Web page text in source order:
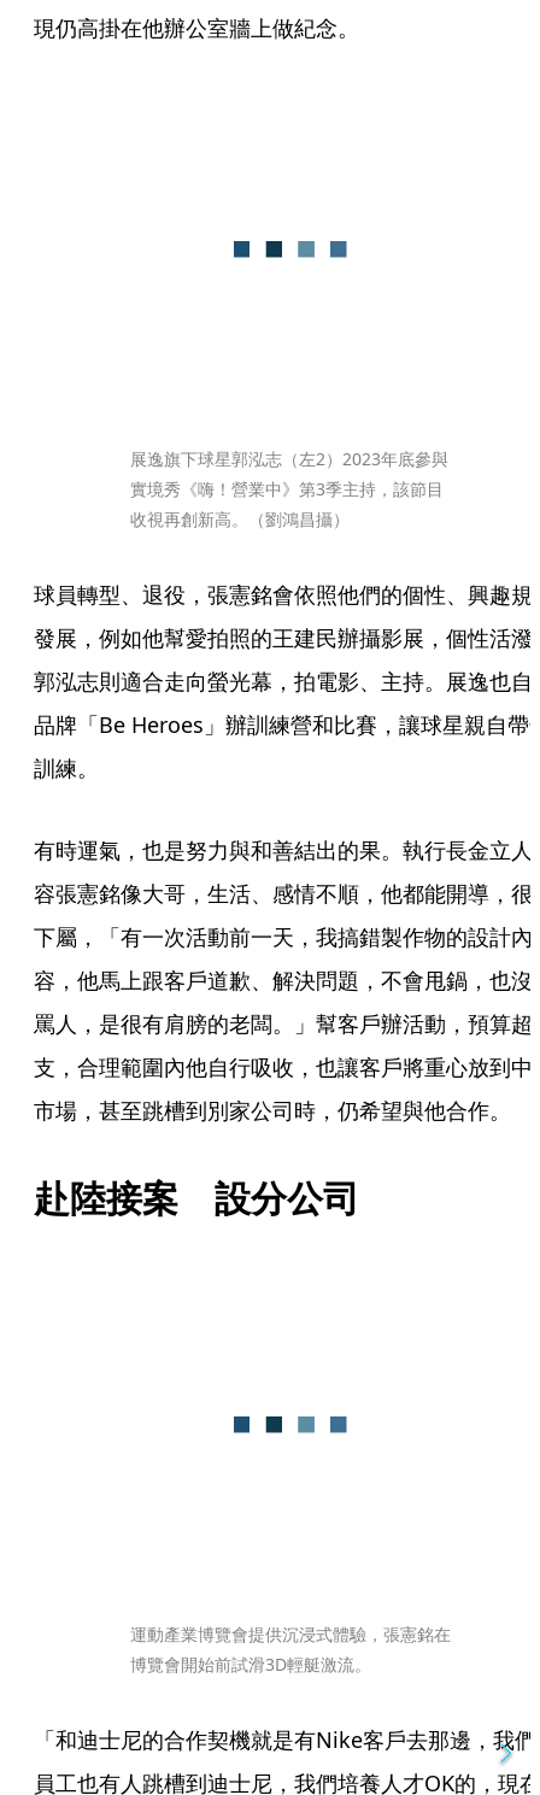
現仍高掛在他辦公室牆上做紀念。
展逸旗下球星郭泓志（左2）2023年底參與
實境秀《嗨！營業中》第3季主持，該節目
收視再創新高。（劉鴻昌攝）
球員轉型、退役，張憲銘會依照他們的個性、興趣規
發展，例如他幫愛拍照的王建民辦攝影展，個性活潑
郭泓志則適合走向螢光幕，拍電影、主持。展逸也自
品牌「Be Heroes」辦訓練營和比賽，讓球星親自帶
訓練。
有時運氣，也是努力與和善結出的果。執行長金立人
容張憲銘像大哥，生活、感情不順，他都能開導，很
下屬，「有一次活動前一天，我搞錯製作物的設計內
容，他馬上跟客戶道歉、解決問題，不會甩鍋，也沒
罵人，是很有肩膀的老闆。」幫客戶辦活動，預算超
支，合理範圍內他自行吸收，也讓客戶將重心放到中
市場，甚至跳槽到別家公司時，仍希望與他合作。
赴陸接案　設分公司
運動產業博覽會提供沉浸式體驗，張憲銘在
博覽會開始前試滑3D輕艇激流。
「和迪士尼的合作契機就是有Nike客戶去那邊，我們
員工也有人跳槽到迪士尼，我們培養人才OK的，現在